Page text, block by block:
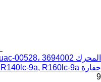
حفارة Hyundai Robex R140lc-9a, R160lc-9a
9